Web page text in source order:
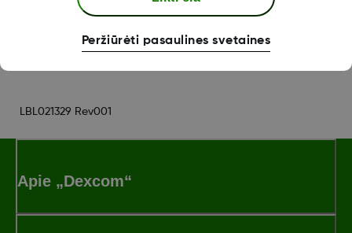
Was this article helpful?
LBL021329 Rev001
Apie „Dexcom“
Peržiūrėti pasaulines svetaines